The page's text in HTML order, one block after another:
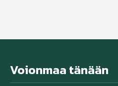
Voionmaa tänään